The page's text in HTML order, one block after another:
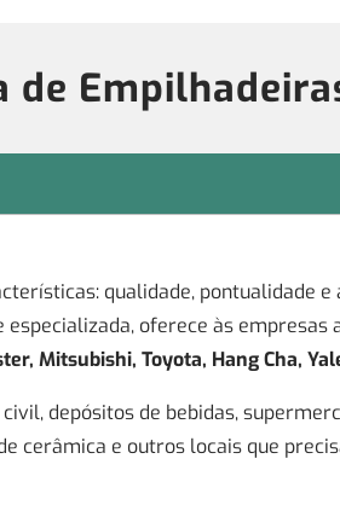
de
qualidade, pontualidade
especializada, oferece às empresas
Mitsubishi, Toyota, Hang Cha,
depósitos de bebidas,
cerâmica e outros locais que